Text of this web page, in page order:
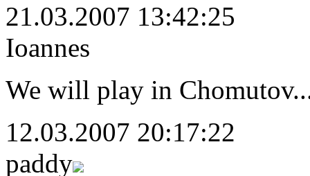
21.03.2007 13:42:25
Ioannes
We will play in
12.03.2007 20:17:22
paddy